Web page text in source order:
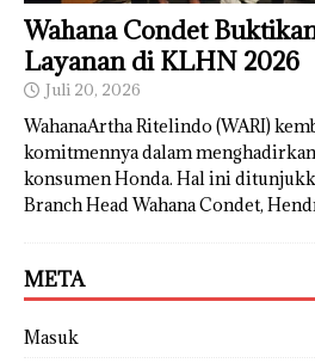
Wahana Condet
Layanan di KLHN 2026
Juli 20, 2026
WahanaArtha Ritelindo (WARI)
komitmennya dalam
konsumen Honda. Hal ini
Branch Head Wahana Condet,
META
Masuk